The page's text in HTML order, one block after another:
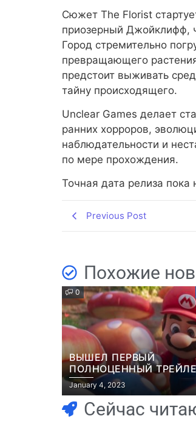
Сюжет The Florist
приозерный Джойклифф,
Город стремительно
превращающего
предстоит выживать
тайну происходящего.
Unclear Games делает
ранних хорроров,
наблюдательности и
по мере прохождения.
Точная дата релиза
Previous Post
Похожие
0
ВЫШЕЛ ПЕРВЫЙ
ПОЛНОЦЕННЫЙ
МУЛЬТФИЛЬМА
January 4, 2023
Сейчас